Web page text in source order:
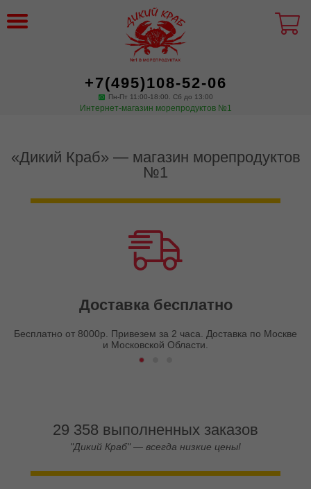
+7(495)108-52-06
Пн-Пт 11:00-18:00. Сб до 13:00
Интернет-магазин морепродуктов №1
«Дикий Краб» — магазин морепродуктов
№1
Доставка бесплатно
Бесплатно от 8000р. Привезем за 2 часа. Доставка по Москве
и Московской Области.
29 358 выполненных заказов
"Дикий Краб" — всегда низкие цены!